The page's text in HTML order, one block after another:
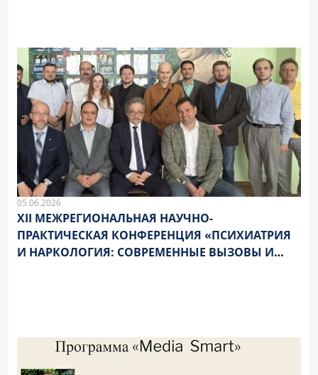
05.06.2026
XII МЕЖРЕГИОНАЛЬНАЯ НАУЧНО-
ПРАКТИЧЕСКАЯ КОНФЕРЕНЦИЯ «ПСИХИАТРИЯ
И НАРКОЛОГИЯ: СОВРЕМЕННЫЕ ВЫЗОВЫ И